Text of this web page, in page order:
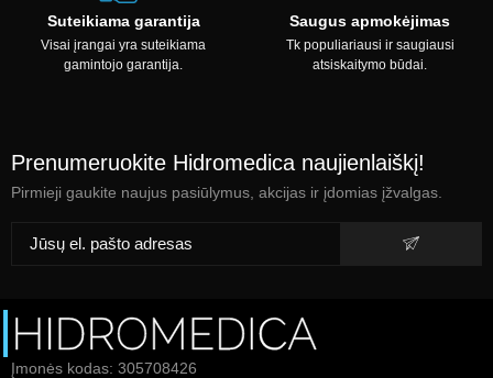
Suteikiama garantija
Visai įrangai yra suteikiama
gamintojo garantija.
Saugus apmokėjimas
Tk populiariausi ir saugiausi
atsiskaitymo būdai.
Prenumeruokite Hidromedica naujienlaiškį!
Pirmieji gaukite naujus pasiūlymus, akcijas ir įdomias įžvalgas.
Įmonės kodas: 305708426